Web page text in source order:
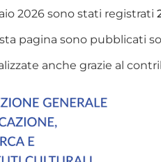
2026 sono stati registrati
pagina sono pubblicati
anche grazie al